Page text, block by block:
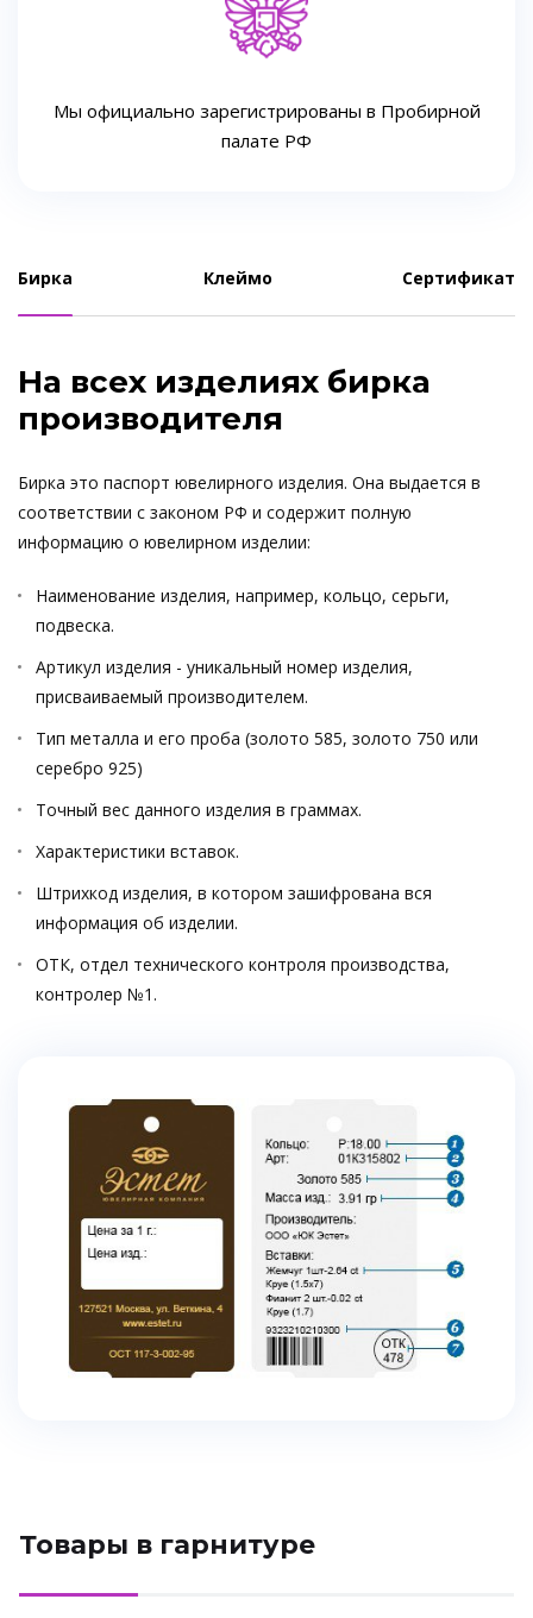
Мы официально зарегистрированы в Пробирной
палате РФ
Бирка Клеймо Сертификат
На всех изделиях бирка
производителя
Бирка это паспорт ювелирного изделия. Она выдается в
соответствии с законом РФ и содержит полную
информацию о ювелирном изделии:
Наименование изделия, например, кольцо, серьги,
подвеска.
Артикул изделия - уникальный номер изделия,
присваиваемый производителем.
Тип металла и его проба (золото 585, золото 750 или
серебро 925)
Точный вес данного изделия в граммах.
Характеристики вставок.
Штрихкод изделия, в котором зашифрована вся
информация об изделии.
ОТК, отдел технического контроля производства,
контролер №1.
Товары в гарнитуре